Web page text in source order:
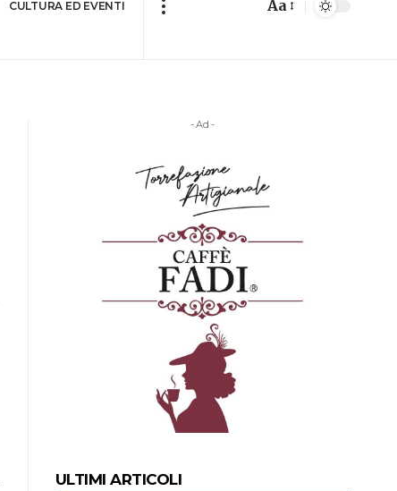
CULTURA ED EVENTI Aa
- Ad -
ULTIMI ARTICOLI